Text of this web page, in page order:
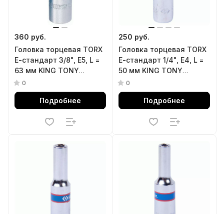
360 руб.
Головка торцевая TORX
Е-стандарт 3/8", E5, L =
63 мм KING TONY
327505M
0
Подробнее
250 руб.
Головка торцевая TORX
Е-стандарт 1/4", E4, L =
50 мм KING TONY
227504M
0
Подробнее